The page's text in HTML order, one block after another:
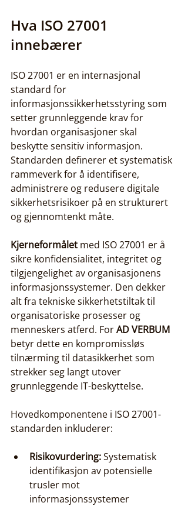
Hva ISO 27001
innebærer
ISO 27001 er en internasjonal
standard for
informasjonssikkerhetsstyring som
setter grunnleggende krav for
hvordan organisasjoner skal
beskytte sensitiv informasjon.
Standarden definerer et systematisk
rammeverk for å identifisere,
administrere og redusere digitale
sikkerhetsrisikoer på en strukturert
og gjennomtenkt måte.
Kjerneformålet med ISO 27001 er å
sikre konfidensialitet, integritet og
tilgjengelighet av organisasjonens
informasjonssystemer. Den dekker
alt fra tekniske sikkerhetstiltak til
organisatoriske prosesser og
menneskers atferd. For AD VERBUM
betyr dette en kompromissløs
tilnærming til datasikkerhet som
strekker seg langt utover
grunnleggende IT-beskyttelse.
Hovedkomponentene i ISO 27001-
standarden inkluderer:
Risikovurdering: Systematisk
identifikasjon av potensielle
trusler mot
informasjonssystemer